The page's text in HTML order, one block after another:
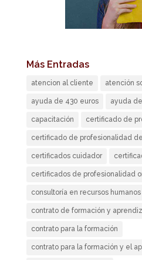
Más Entradas
atencion al cliente atención
ayuda de 430 euros ayuda
capacitación certificado de
certificado de profesionalidad
certificados cuidador
certificados de profesionalidad
consultoría en recursos humanos
contrato de formación y
contrato para la formación
contrato para la formación y el